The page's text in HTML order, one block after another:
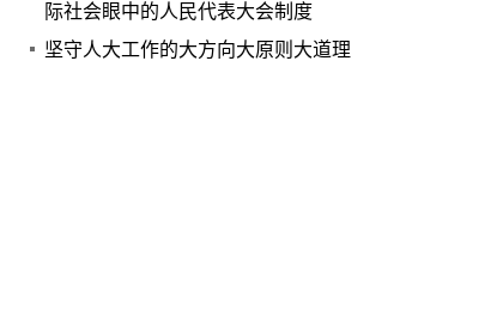
际社会眼中的人民代表大会制度
坚守人大工作的大方向大原则大道理